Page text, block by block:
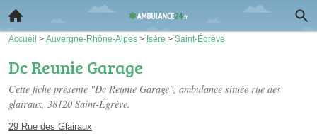
Accueil > Auvergne-Rhône-Alpes > Isère > Saint-Égrève
Dc Reunie Garage
Cette fiche présente "Dc Reunie Garage", ambulance située rue des
glairaux, 38120 Saint-Égrève.
29 Rue des Glairaux